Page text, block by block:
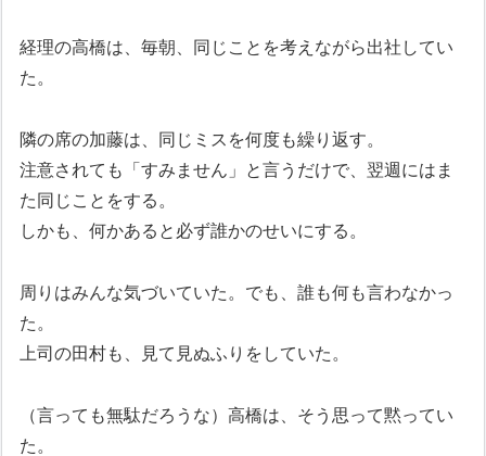
経理の高橋は、毎朝、同じことを考えながら出社してい
た。
隣の席の加藤は、同じミスを何度も繰り返す。
注意されても「すみません」と言うだけで、翌週にはま
た同じことをする。
しかも、何かあると必ず誰かのせいにする。
周りはみんな気づいていた。でも、誰も何も言わなかっ
た。
上司の田村も、見て見ぬふりをしていた。
（言っても無駄だろうな）高橋は、そう思って黙ってい
た。